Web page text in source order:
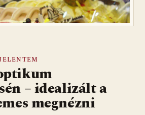
– idealizált a
megnézni